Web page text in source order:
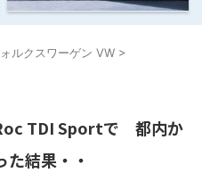
ルクスワーゲン VW >
TDI Sportで 都内か
結果・・